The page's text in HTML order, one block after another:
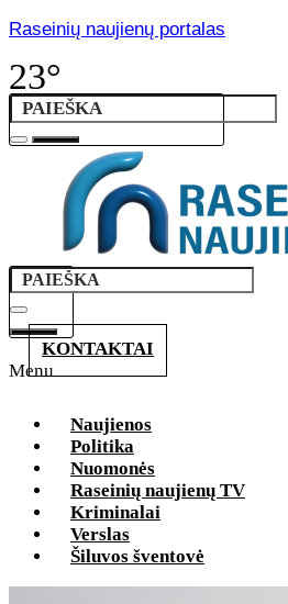
Raseinių naujienų portalas
23°
KONTAKTAI
Menu
Naujienos
Politika
Nuomonės
Raseinių naujienų TV
Kriminalai
Verslas
Šiluvos šventovė